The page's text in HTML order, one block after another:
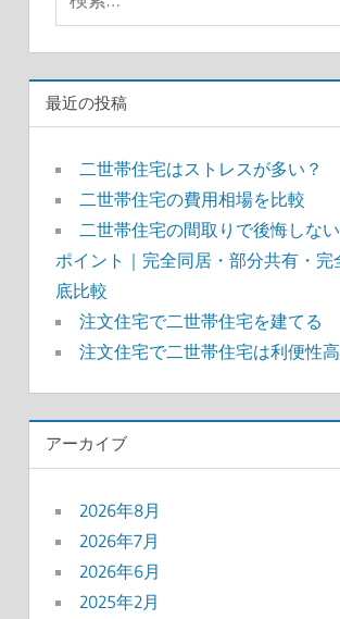
ー
シ
ョ
最近の投稿
二世帯住宅はストレスが多い？
二世帯住宅の費用相場を比較
二世帯住宅の間取りで後悔しな
ポイント｜完全同居・部分共有・完
底比較
注文住宅で二世帯住宅を建てる
注文住宅で二世帯住宅は利便性
アーカイブ
2026年8月
2026年7月
2026年6月
2025年2月